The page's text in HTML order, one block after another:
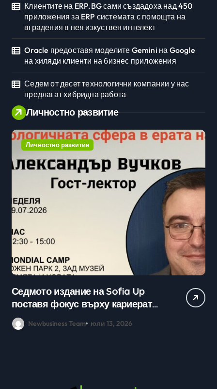
Клиентите на ERP.BG сами създадоха над 450
приложения за ERP системата с помощта на
вградения в нея изкуствен интелект
Oracle предоставя моделите Gemini на Google
на хиляди клиенти на бизнес приложения
Седем от десет технологични компании у нас
предлагат хибридна работа
Личностно развитие
Личностно развитие
Седмото издание на Sofia Up
поставя фокус върху кариерата
в технологичния сектор и
възможностите в ерата на AI
Newbusiness Team юли 13, 2026